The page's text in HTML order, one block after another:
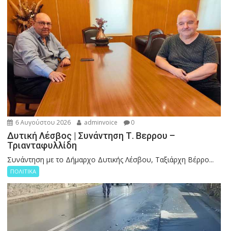
6 Αυγούστου 2026 adminvoice 0
Δυτική Λέσβος | Συνάντηση Τ. Βερρου –
Τριανταφυλλίδη
Συνάντηση με το Δήμαρχο Δυτικής Λέσβου, Ταξιάρχη Βέρρο...
ΠΟΛΙΤΙΚΑ